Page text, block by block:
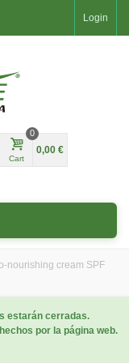
Login
Cart
0
0,00 €
nourishing cream SPF
estarán cerradas.
por la página web.